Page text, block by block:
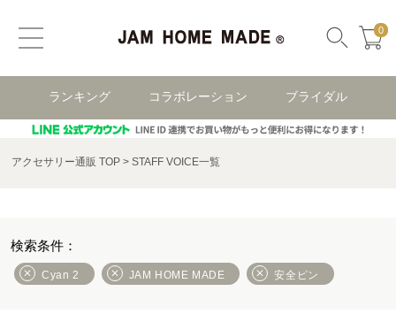
0
ランキング コラボレーション ブライダル
アクセサリー通販 TOP STAFF VOICE一覧
Cyan 2 JAM HOME MADE 安全ピン